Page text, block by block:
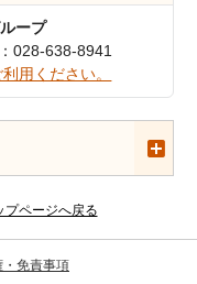
ープ
028-638-8941
用ください。
プページへ戻る
・免責事項